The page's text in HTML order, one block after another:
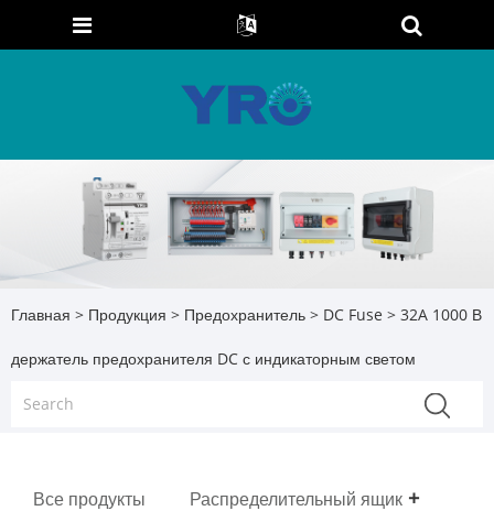
Главная > Продукция > Предохранитель > DC Fuse > 32A 1000 В
держатель предохранителя DC с индикаторным светом
Все продукты Распределительный ящик